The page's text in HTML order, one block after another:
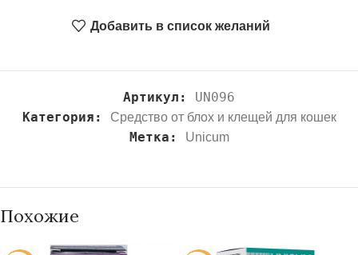
Добавить в список желаний
Артикул: UN096
Категория:
Средство от блох и клещей для кошек
Метка: Unicum
Похожие